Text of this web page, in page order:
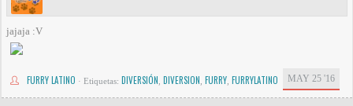
jajaja :V
FURRY LATINO MAY 25 '16
· Etiquetas: DIVERSIÓN DIVERSION FURRY FURRYLATINO